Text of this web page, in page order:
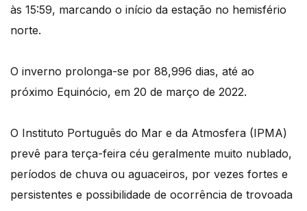
às 15:59, marcando o início da estação no hemisfério
norte.
O inverno prolonga-se por 88,996 dias, até ao
próximo Equinócio, em 20 de março de 2022.
O Instituto Português do Mar e da Atmosfera (IPMA)
prevê para terça-feira céu geralmente muito nublado,
períodos de chuva ou aguaceiros, por vezes fortes e
persistentes e possibilidade de ocorrência de trovoada